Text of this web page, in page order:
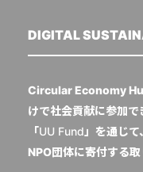
DIGITAL
Circular Economy
けで社会貢献に参加
「UU Fund 」を通じ
NPO団体に寄付する取